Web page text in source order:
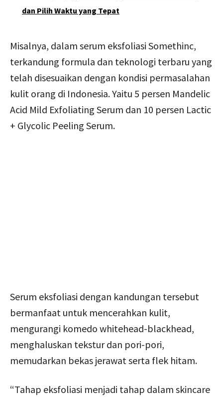
dan Pilih Waktu yang Tepat
Misalnya, dalam serum eksfoliasi Somethinc,
terkandung formula dan teknologi terbaru yang
telah disesuaikan dengan kondisi permasalahan
kulit orang di Indonesia. Yaitu 5 persen Mandelic
Acid Mild Exfoliating Serum dan 10 persen Lactic
+ Glycolic Peeling Serum.
Serum eksfoliasi dengan kandungan tersebut
bermanfaat untuk mencerahkan kulit,
mengurangi komedo whitehead-blackhead,
menghaluskan tekstur dan pori-pori,
memudarkan bekas jerawat serta flek hitam.
“Tahap eksfoliasi menjadi tahap dalam skincare